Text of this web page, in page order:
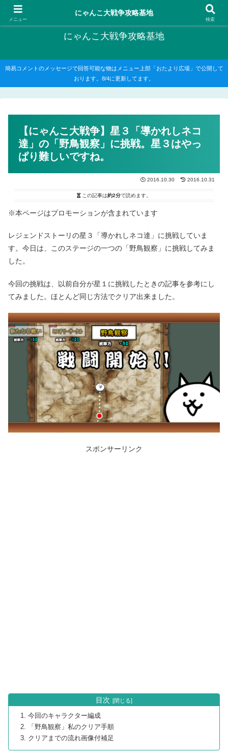
にゃんこ大戦争の攻略がメインですが、他のゲームの記事もたまに書いてます
にゃんこ大戦争攻略基地
簡易コメントのメッセージで回答可能な物はメニュー上部「おたより広場」で公開して
おります。8/4に更新してます。
【にゃんこ大戦争】星３「導かれしネコ
達」の「野鳥観察」に挑戦。星３はやっ
ぱり難しいですね。
2016.10.30 2016.10.31
この記事は約2分で読めます。
※本ページはプロモーションが含まれています
レジェンドストーリの星３「導かれしネコ達」に挑戦していま
す。今日は、このステージの一つの「野鳥観察」に挑戦してみま
した。
今回の挑戦は、以前自分が星１に挑戦したときの記事を参考にし
てみました。ほとんど同じ方法でクリア出来ました。
スポンサーリンク
目次
今回のキャラクター編成
「野鳥観察」私のクリア手順
クリアまでの流れ画像付補足
メニュー
にゃんこ大戦争攻略基地
検索